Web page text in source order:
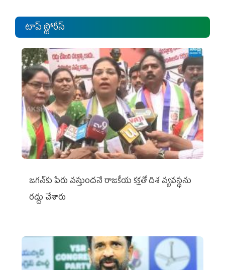
టాప్ స్టోరీస్
జగన్‌కు పేరు వస్తుందనే రాజకీయ కక్షతో దిశ వ్య‌వ‌స్థ‌ను
రద్దు చేశారు